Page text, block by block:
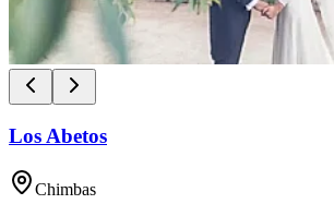
Los Abetos
Chimbas